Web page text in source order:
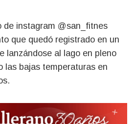
de instagram @san_fitnes
que quedó registrado en un
lanzándose al lago en pleno
las bajas temperaturas en